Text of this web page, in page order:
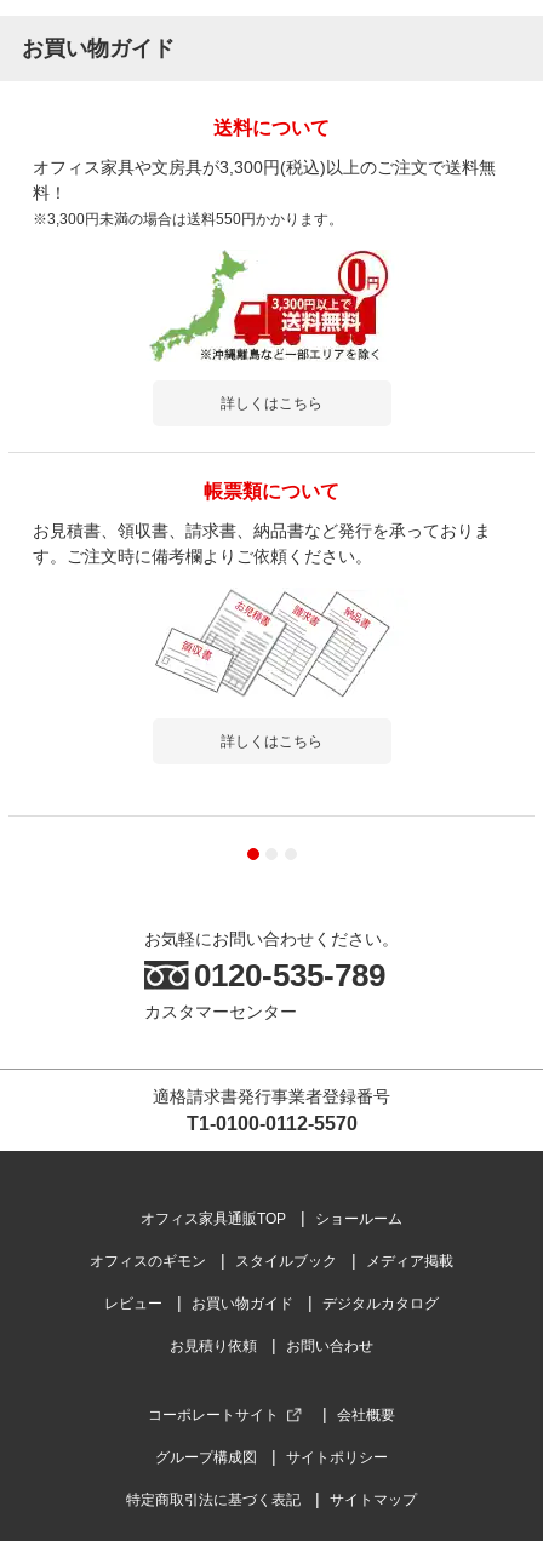
お買い物ガイド
送料について
オフィス家具や文房具が3,300円(税込)以上のご注文で送料無
料！
※3,300円未満の場合は送料550円かかります。
詳しくはこちら
帳票類について
お見積書、領収書、請求書、納品書など発行を承っておりま
す。ご注文時に備考欄よりご依頼ください。
詳しくはこちら
お気軽にお問い合わせください。
0120-535-789
カスタマーセンター
適格請求書発行事業者登録番号
T1-0100-0112-5570
オフィス家具通販TOP ショールーム
オフィスのギモン スタイルブック メディア掲載
レビュー お買い物ガイド デジタルカタログ
お見積り依頼 お問い合わせ
コーポレートサイト 会社概要
グループ構成図 サイトポリシー
特定商取引法に基づく表記 サイトマップ